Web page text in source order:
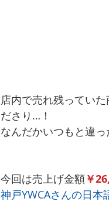
店内で売れ残ってい
ださり…！
なんだかいつもと違
今回は売上げ金額￥
神戸YWCAさんの日